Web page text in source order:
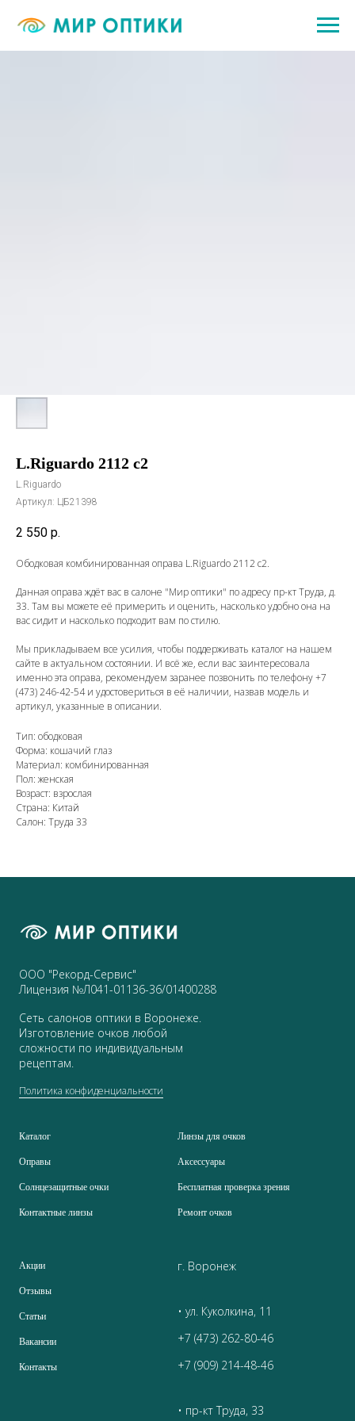
L.Riguardo 2112 c2
L.Riguardo
Артикул: ЦБ21398
2 550 р.
Ободковая комбинированная оправа L.Riguardo 2112 c2.
Данная оправа ждёт вас в салоне "Мир оптики" по адресу пр-кт Труда, д.
33. Там вы можете её примерить и оценить, насколько удобно она на
вас сидит и насколько подходит вам по стилю.
Мы прикладываем все усилия, чтобы поддерживать каталог на нашем
сайте в актуальном состоянии. И всё же, если вас заинтересовала
именно эта оправа, рекомендуем заранее позвонить по телефону+7
(473) 246-42-54и удостовериться в её наличии, назвав модель и
артикул, указанные в описании.
Тип: ободковая
Форма: кошачий глаз
Материал: комбинированная
Пол: женская
Возраст: взрослая
Страна: Китай
Салон: Труда 33
ООО "Рекорд-Сервис"
Лицензия №Л041-01136-36/01400288
Сеть салонов оптики в Воронеже.
Изготовление очков любой
сложности по индивидуальным
рецептам.
Политика конфиденциальности
Каталог
Оправы
Солнцезащитные очки
Контактные линзы
Линзы для очков
Аксессуары
Бесплатная проверка зрения
Ремонт очков
Акции
Отзывы
Статьи
Вакансии
Контакты
г. Воронеж
• ул. Куколкина, 11
+7 (473) 262-80-46
+7 (909) 214-48-46
• пр-кт Труда, 33